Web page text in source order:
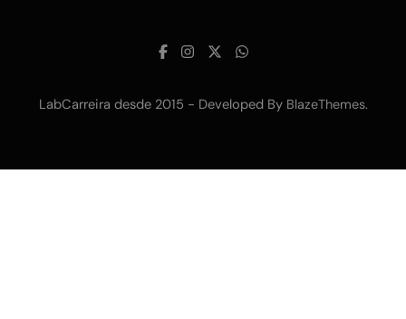
LabCarreira desde 2015 - Developed By BlazeThemes.